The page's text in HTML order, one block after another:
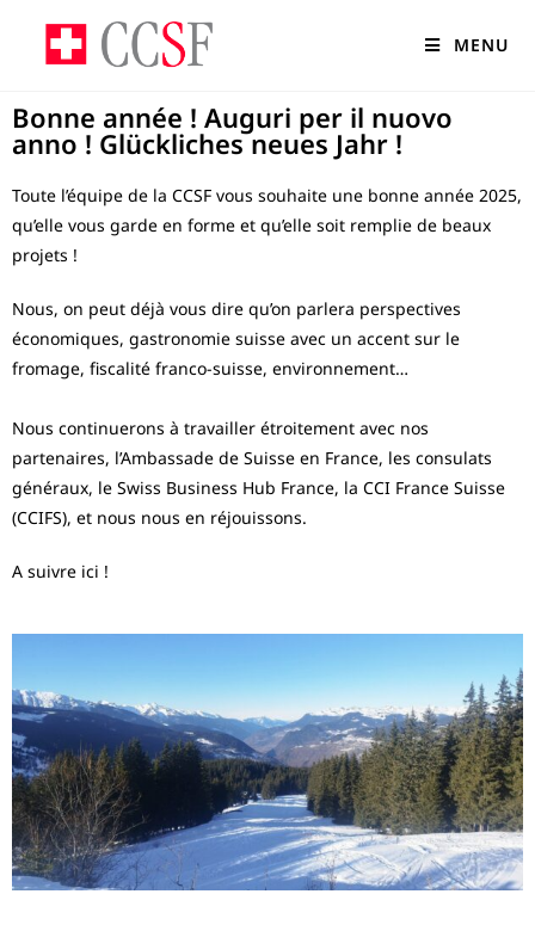
MENU
Bonne année ! Auguri per il nuovo
anno ! Glückliches neues Jahr !
Toute l’équipe de la CCSF vous souhaite une bonne année 2025,
qu’elle vous garde en forme et qu’elle soit remplie de beaux
projets !
Nous, on peut déjà vous dire qu’on parlera perspectives
économiques, gastronomie suisse avec un accent sur le
fromage, fiscalité franco-suisse, environnement…
Nous continuerons à travailler étroitement avec nos
partenaires, l’Ambassade de Suisse en France, les consulats
généraux, le Swiss Business Hub France, la CCI France Suisse
(CCIFS), et nous nous en réjouissons.
A suivre ici !